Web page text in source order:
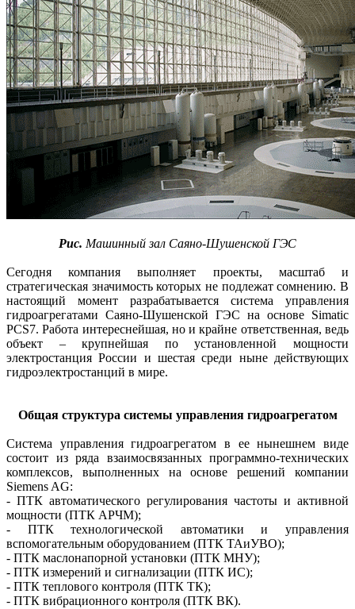
Рис. Машинный зал Саяно-Шушенской ГЭС
Сегодня компания выполняет проекты, масштаб и
стратегическая значимость которых не подлежат сомнению. В
настоящий момент разрабатывается система управления
гидроагрегатами Саяно-Шушенской ГЭС на основе Simatic
PCS7. Работа интереснейшая, но и крайне ответственная, ведь
объект – крупнейшая по установленной мощности
электростанция России и шестая среди ныне действующих
гидроэлектростанций в мире.
Общая структура системы управления гидроагрегатом
Система управления гидроагрегатом в ее нынешнем виде
состоит из ряда взаимосвязанных программно-технических
комплексов, выполненных на основе решений компании
Siemens AG:
- ПТК автоматического регулирования частоты и активной
мощности (ПТК АРЧМ);
- ПТК технологической автоматики и управления
вспомогательным оборудованием (ПТК ­ТАиУВО);
- ПТК маслонапорной установки (ПТК МНУ);
- ПТК измерений и сигнализации (ПТК ИС);
- ПТК теплового контроля (ПТК ТК);
- ПТК вибрационного конт­роля (ПТК ВК).